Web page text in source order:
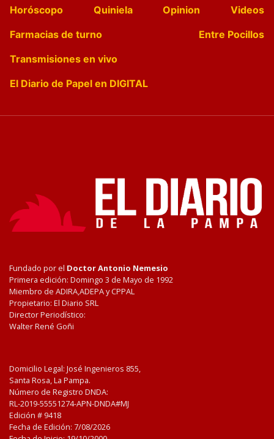
Horóscopo
Quiniela Opinion
Videos
Farmacias de turno
Entre Pocillos
Transmisiones en vivo
El Diario de Papel en DIGITAL
Fundado por el Doctor Antonio Nemesio
Primera edición: Domingo 3 de Mayo de 1992
Miembro de ADIRA,ADEPA y CPPAL
Propietario: El Diario SRL
Director Periodístico:
Walter René Goñi
Domicilio Legal: José Ingenieros 855,
Santa Rosa, La Pampa.
Número de Registro DNDA:
RL-2019-55551274-APN-DNDA#MJ
Edición # 9418
Fecha de Edición: 7/08/2026